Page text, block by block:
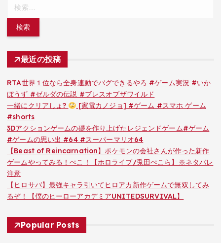
最近の投稿
RTA世界１位なら全身連動でバグできるやろ #ゲーム実況 #いか
ぼうず #ゼルダの伝説 #ブレスオブザワイルド
一緒にクリアしょ?
[家電カノジョ] #ゲーム #スマホ ゲーム
#shorts
3Dアクションゲームの礎を作り上げたレジェンドゲーム#ゲーム
#ゲームの思い出 #64 #スーパーマリオ64
【Beast of Reincarnation】ポケモンの会社さんが作った新作
ゲームやってみる！ぺこ！【ホロライブ/兎田ぺこら】※ネタバレ
注意
【ヒロサバ】最強キャラ引いてヒロアカ新作ゲームで無双してみ
るぞ！【僕のヒーローアカデミアUNITEDSURVIVAL】
Popular Posts